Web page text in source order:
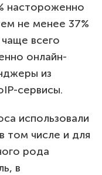
настороженно
не менее 37%
всего
онлайн-
из
сервисы.
использовали
том числе и для
рода
в